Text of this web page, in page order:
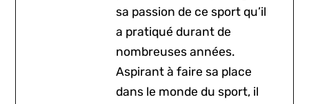
sa passion de ce sport qu’il
a pratiqué durant de
nombreuses années.
Aspirant à faire sa place
dans le monde du sport, il